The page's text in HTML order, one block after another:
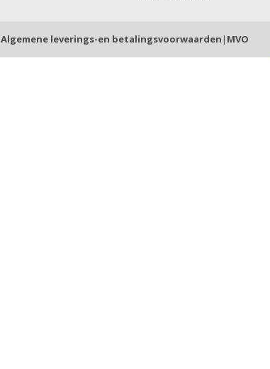
Algemene leverings-en betalingsvoorwaarden | MVO